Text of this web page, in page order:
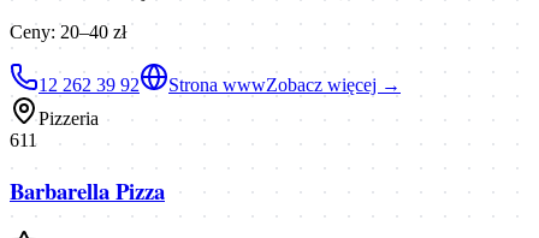
Ceny:20–40 zł
12 262 39 92 Strona wwwZobacz więcej →
Pizzeria
611
Barbarella Pizza